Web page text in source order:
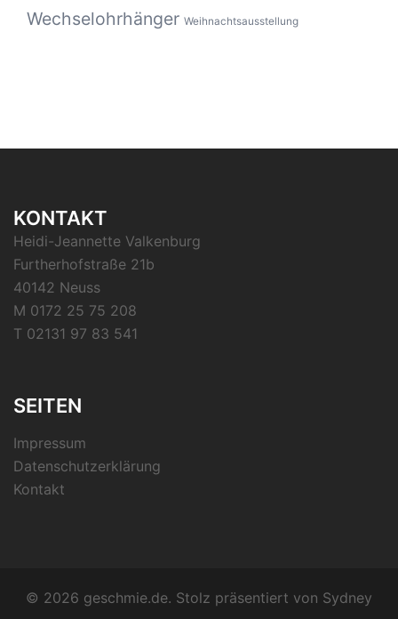
Wechselohrhänger Weihnachtsausstellung
KONTAKT
Heidi-Jeannette Valkenburg
Furtherhofstraße 21b
40142 Neuss
M 0172 25 75 208
T 02131 97 83 541
SEITEN
Impressum
Datenschutzerklärung
Kontakt
© 2026 geschmie.de. Stolz präsentiert von Sydney